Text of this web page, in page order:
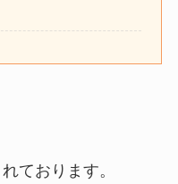
ております。